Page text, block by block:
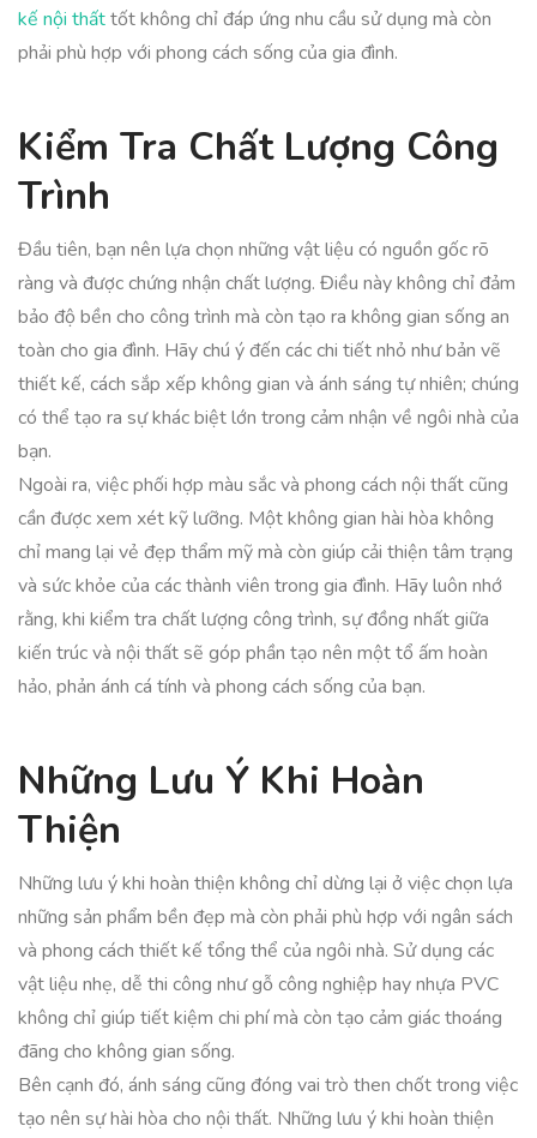
kế nội thấttốt không chỉ đáp ứng nhu cầu sử dụng mà còn
phải phù hợp với phong cách sống của gia đình.
Kiểm Tra Chất Lượng Công
Trình
Đầu tiên, bạn nên lựa chọn những vật liệu có nguồn gốc rõ
ràng và được chứng nhận chất lượng. Điều này không chỉ đảm
bảo độ bền cho công trình mà còn tạo ra không gian sống an
toàn cho gia đình. Hãy chú ý đến các chi tiết nhỏ như bản vẽ
thiết kế, cách sắp xếp không gian và ánh sáng tự nhiên; chúng
có thể tạo ra sự khác biệt lớn trong cảm nhận về ngôi nhà của
bạn.
Ngoài ra, việc phối hợp màu sắc và phong cách nội thất cũng
cần được xem xét kỹ lưỡng. Một không gian hài hòa không
chỉ mang lại vẻ đẹp thẩm mỹ mà còn giúp cải thiện tâm trạng
và sức khỏe của các thành viên trong gia đình. Hãy luôn nhớ
rằng, khi kiểm tra chất lượng công trình, sự đồng nhất giữa
kiến trúc và nội thất sẽ góp phần tạo nên một tổ ấm hoàn
hảo, phản ánh cá tính và phong cách sống của bạn.
Những Lưu Ý Khi Hoàn
Thiện
Những lưu ý khi hoàn thiện không chỉ dừng lại ở việc chọn lựa
những sản phẩm bền đẹp mà còn phải phù hợp với ngân sách
và phong cách thiết kế tổng thể của ngôi nhà. Sử dụng các
vật liệu nhẹ, dễ thi công như gỗ công nghiệp hay nhựa PVC
không chỉ giúp tiết kiệm chi phí mà còn tạo cảm giác thoáng
đãng cho không gian sống.
Bên cạnh đó, ánh sáng cũng đóng vai trò then chốt trong việc
tạo nên sự hài hòa cho nội thất. Những lưu ý khi hoàn thiện